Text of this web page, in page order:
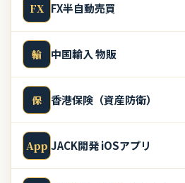
FX FX半自動売買
輸 中国輸入 物販
保 香港保険（資産防衛）
App JACK開発 iOSアプリ